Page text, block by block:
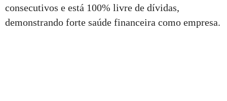
consecutivos e está 100% livre de dívidas,
demonstrando forte saúde financeira como empresa.